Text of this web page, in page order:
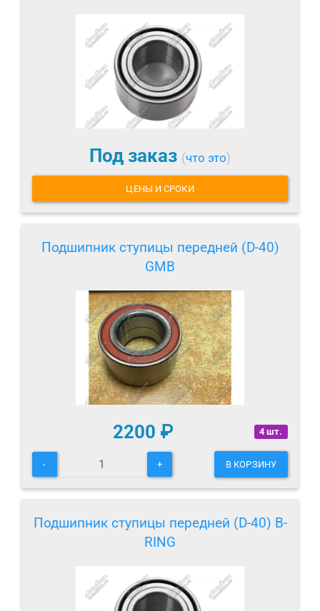
Под заказ (что это)
ЦЕНЫ И СРОКИ
Подшипник ступицы передней (D-40)
GMB
4 шт.
2200 ₽
- + В КОРЗИНУ
Подшипник ступицы передней (D-40) B-
RING